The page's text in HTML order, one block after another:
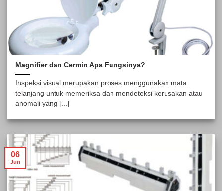
Magnifier dan Cermin Apa Fungsinya?
Inspeksi visual merupakan proses menggunakan mata
telanjang untuk memeriksa dan mendeteksi kerusakan atau
anomali yang [...]
06
Jun